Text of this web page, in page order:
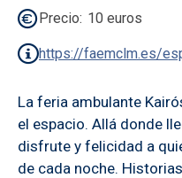
Precio 10 euros
https://faemclm.es/
La feria ambulante
el espacio. Allá donde
disfrute y felicidad a
de cada noche.